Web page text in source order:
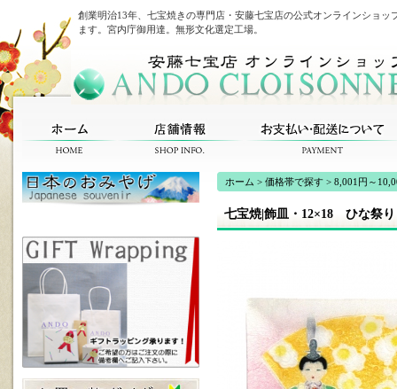
創業明治13年、七宝焼きの専門店・安藤七宝店の公式オンラインショ
ます。宮内庁御用達。無形文化選定工場。
ホーム > 価格帯で探す > 8,001円～
七宝焼|飾皿・12×18 ひな祭